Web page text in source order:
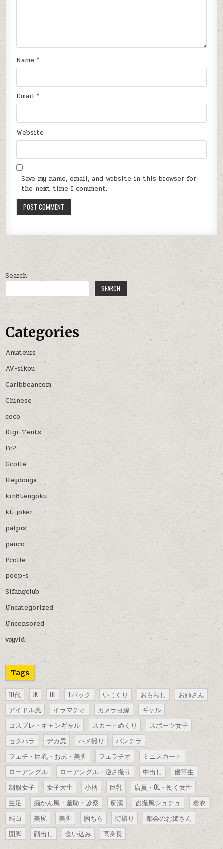
Name*
Email*
Website
Save my name, email, and website in this browser for
the next time I comment.
Search
SEARCH
Categories
Amateurs
AV-sikou
Caribbeancom
Chinese
coco
Digi-Tents
Fc2
Gcolle
Heydouga
kin8tengoku
kt-joker
palpis
panco
Pcolle
peep-s
Sifangclub
Uncategorized
Uncensored
voyvid
Tags
10代 JK OL Tバック いじくり おもらし
お姉さん
アイドル風
イラマチオ カメラ目線
ギャル
コスプレ・キャンギャル
スカートめくり
スポーツ女子
セクハラ
デカ尻 ハメ撮り
パンチラ
フェチ・巨乳・お尻・美脚
フェラチオ
ミニスカート
ローアングル
ローアングル・逆さ撮り 中出し
優等生
制服女子
女子大生 小柄 巨乳
店員・OL・働く女性
生足
痴かん風・羞恥・診察 痴漢 盗撮風シュチュ
着衣
純白
美尻 美脚 胸ちら 街撮り
都会のお姉さん
開脚
顔出し 食い込み 高身長